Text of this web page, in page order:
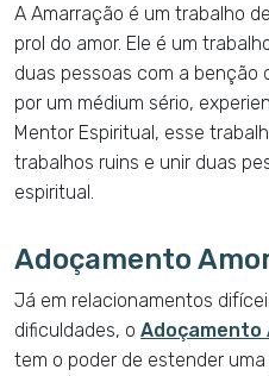
A Amarração é um trabalho
prol do amor. Ele é um
duas pessoas com a benção
por um médium sério,
Mentor Espiritual, esse
trabalhos ruins e unir duas
espiritual.
Adoçamento
Já em relacionamentos
dificuldades, o Adoçamento
tem o poder de estender